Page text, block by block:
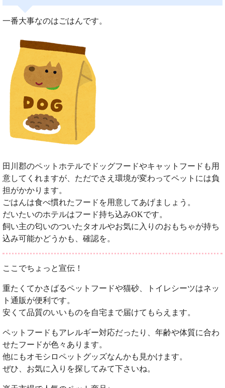
一番大事なのはごはんです。
田川郡のペットホテルでドッグフードやキャットフードも用
意してくれますが、ただでさえ環境が変わってペットには負
担がかかります。
ごはんは食べ慣れたフードを用意してあげましょう。
だいたいのホテルはフード持ち込みOKです。
飼い主の匂いのついたタオルやお気に入りのおもちゃが持ち
込み可能かどうかも、確認を。
ここでちょっと宣伝！
重たくてかさばるペットフードや猫砂、トイレシーツはネッ
ト通販が便利です。
安くて品質のいいものを自宅まで届けてもらえます。
ペットフードもアレルギー対応だったり、年齢や体質に合わ
せたフードが色々あります。
他にもオモシロペットグッズなんかも見かけます。
ぜひ、お気に入りを探してみて下さいね。